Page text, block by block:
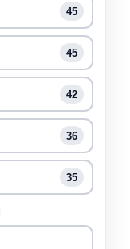
45
45
42
36
35